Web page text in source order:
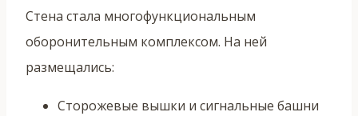
Стена стала многофункциональным
оборонительным комплексом. На ней
размещались:
Сторожевые вышки и сигнальные башни